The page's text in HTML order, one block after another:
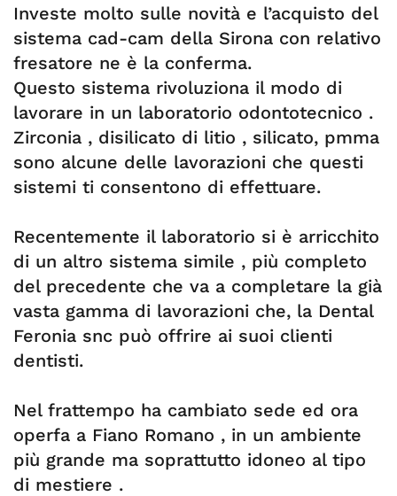
Investe molto sulle novità e l’acquisto del
sistema cad-cam della Sirona con relativo
fresatore ne è la conferma.
Questo sistema rivoluziona il modo di
lavorare in un laboratorio odontotecnico .
Zirconia , disilicato di litio , silicato, pmma
sono alcune delle lavorazioni che questi
sistemi ti consentono di effettuare.
Recentemente il laboratorio si è arricchito
di un altro sistema simile , più completo
del precedente che va a completare la già
vasta gamma di lavorazioni che, la Dental
Feronia snc può offrire ai suoi clienti
dentisti.
Nel frattempo ha cambiato sede ed ora
operfa a Fiano Romano , in un ambiente
più grande ma soprattutto idoneo al tipo
di mestiere .